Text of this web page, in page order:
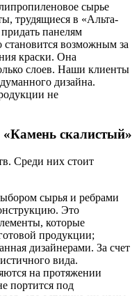
сырье
трудящиеся в «Альта-
панелям
возможным за
краски. Она
слоев. Наши клиенты
дизайна.
не
скалистый»
Среди них стоит
сырья и ребрами
Это
которые
продукции;
дизайнерами. За счет
вида.
на протяжении
портится под